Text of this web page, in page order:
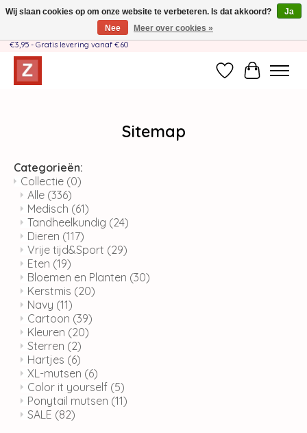
Handgemaakt door moeder-dochterteam❤️ - Verzendkosten BE & NL SLECHTS
€3,95 - Gratis levering vanaf €60
Verlanglijst
Sitemap
Categorieën:
Collectie (0)
Alle (336)
Medisch (61)
Tandheelkundig (24)
Dieren (117)
Vrije tijd&Sport (29)
Eten (19)
Bloemen en Planten (30)
Kerstmis (20)
Navy (11)
Cartoon (39)
Kleuren (20)
Sterren (2)
Hartjes (6)
XL-mutsen (6)
Color it yourself (5)
Ponytail mutsen (11)
SALE (82)
Wij slaan cookies op om onze website te verbeteren. Is dat akkoord?
Ja
Nee
Meer over cookies »